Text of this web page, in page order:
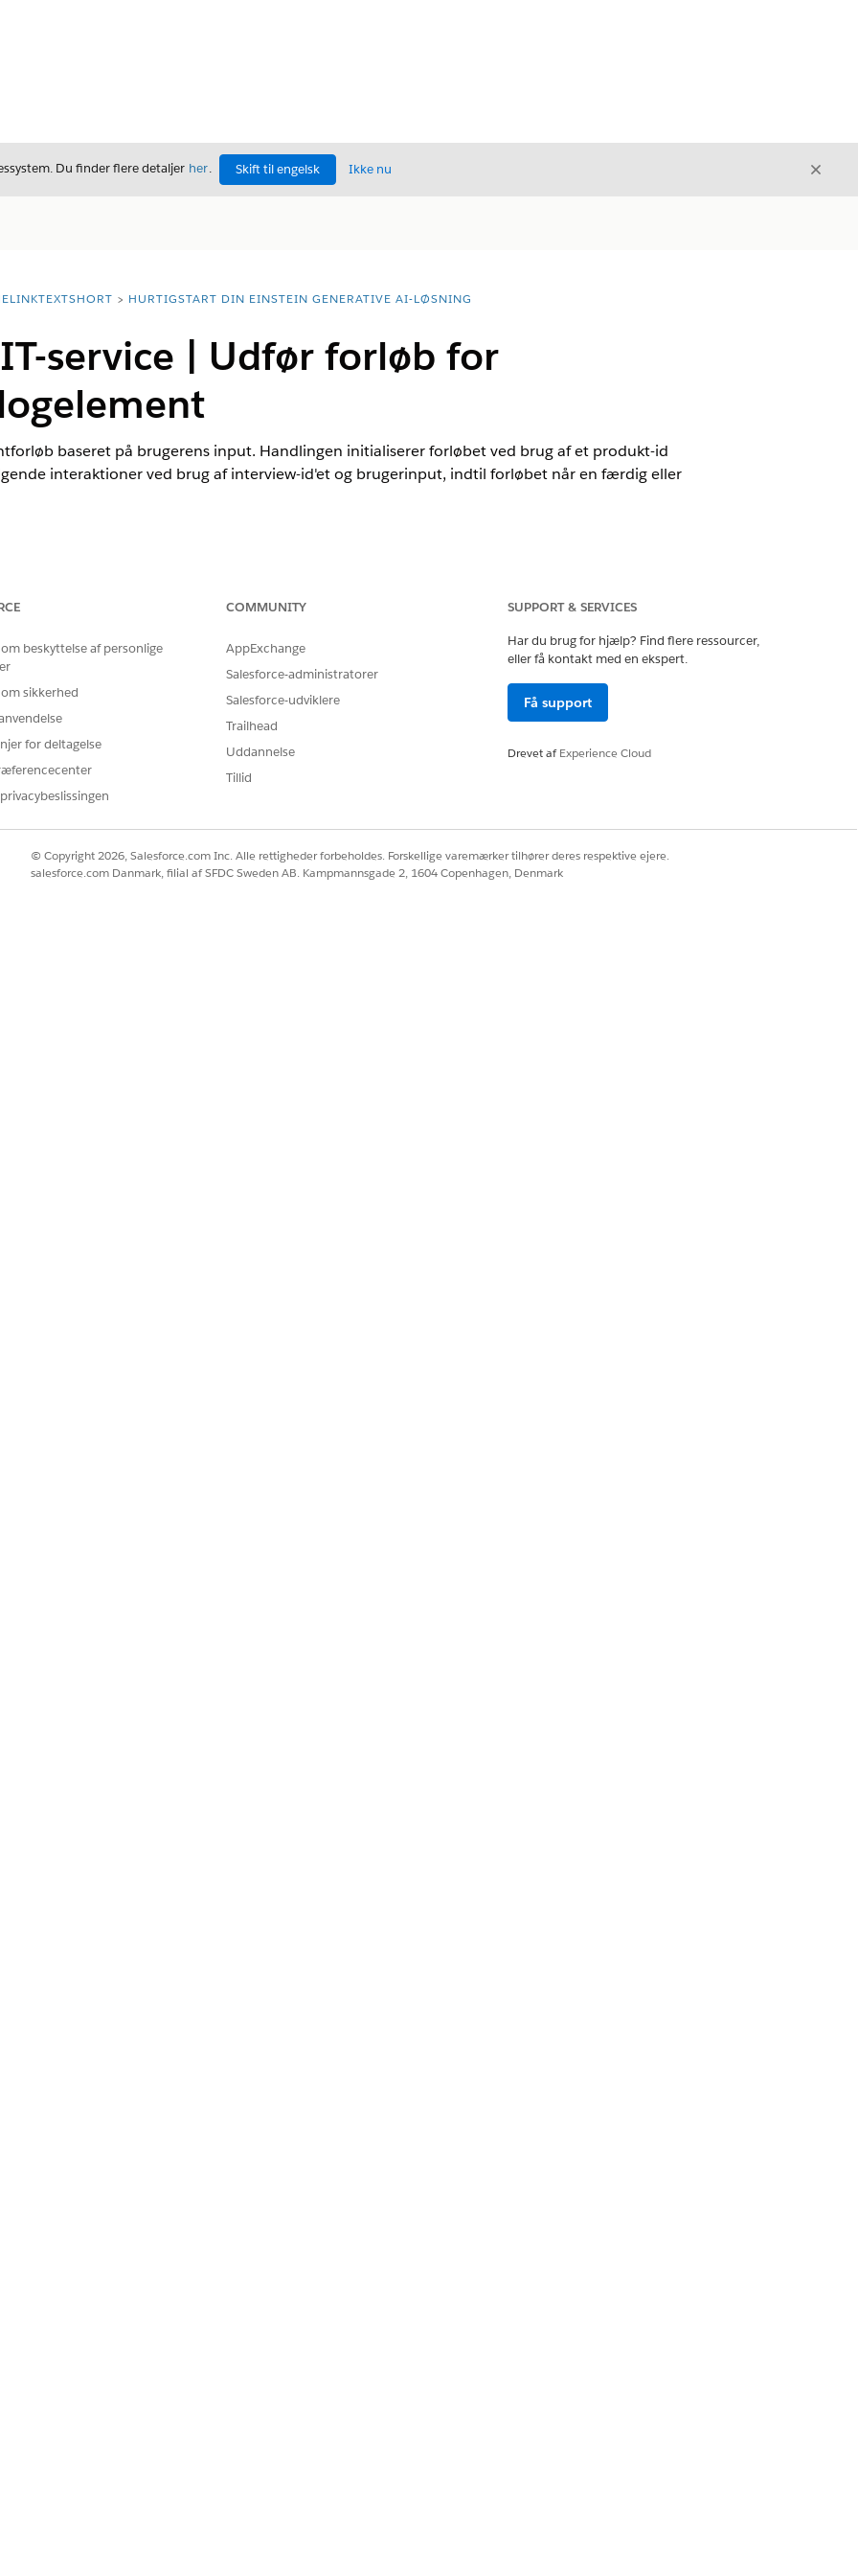
Du finder flere detaljer her. Skift til engelsk Ikke nu Luk
HURTIGSTART DIN EINSTEIN GENERATIVE AI-LØSNING
service | Udfør forløb for
baseret på brugerens input. Handlingen initialiserer forløbet ved brug af et produkt-id
interaktioner ved brug af interview-id'et og brugerinput, indtil forløbet når en færdig eller
Edition med tilføjelsesprogramlicensen AI Agents for Employees.
PÅKRÆVET
Kør forløb for servicekatalogelement
beskyttelse af personlige
sikkerhed
for deltagelse
COMMUNITY
AppExchange
Salesforce-administratorer
Salesforce-udviklere
Trailhead
Uddannelse
Tillid
SUPPORT & SERVICES
Har du brug for hjælp? Find flere ressourcer,
eller få kontakt med en ekspert.
Få support
Drevet afExperience Cloud
© Copyright 2026, Salesforce.com Inc. Alle rettigheder forbeholdes. Forskellige varemærker tilhører deres respektive ejere.
salesforce.com Danmark, filial af SFDC Sweden AB. Kampmannsgade 2, 1604 Copenhagen, Denmark